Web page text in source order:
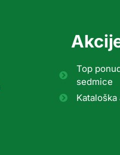
Top
sedmice
Kataloška